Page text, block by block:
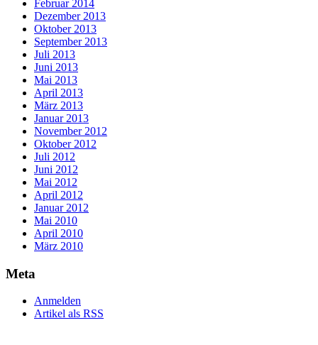
Februar 2014
Dezember 2013
Oktober 2013
September 2013
Juli 2013
Juni 2013
Mai 2013
April 2013
März 2013
Januar 2013
November 2012
Oktober 2012
Juli 2012
Juni 2012
Mai 2012
April 2012
Januar 2012
Mai 2010
April 2010
März 2010
Meta
Anmelden
Artikel als RSS